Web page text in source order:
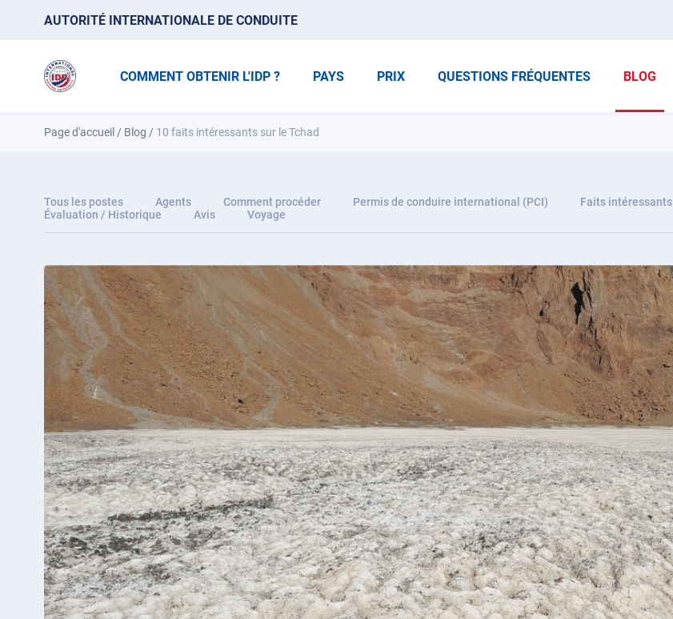
AUTORITÉ INTERNATIONALE DE CONDUITE
COMMENT OBTENIR L'IDP ? PAYS PRIX QUESTIONS FRÉQUENTES BLOG
Page d'accueil / Blog / 10 faits intéressants sur le Tchad
Tous les postes Agents Comment procéder Permis de conduire international (PCI) Faits intéressants
Évaluation / Historique
Avis Voyage